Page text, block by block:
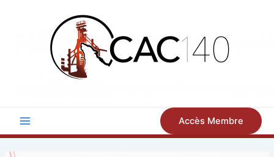
Main
Accès Membre